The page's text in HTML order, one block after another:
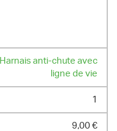
Harnais anti-chute avec
ligne de vie
1
9,00 €